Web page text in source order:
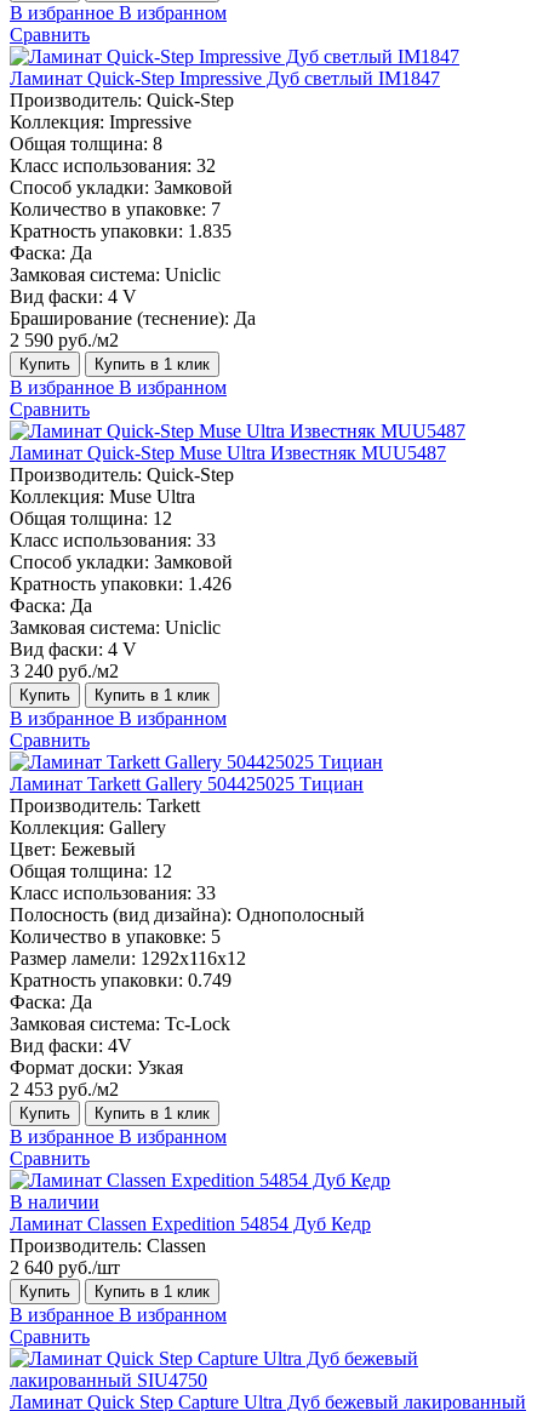
В избранное В избранном
Сравнить
Ламинат Quick-Step Impressive Дуб светлый IM1847
Производитель: Quick-Step
Коллекция: Impressive
Общая толщина: 8
Класс использования: 32
Способ укладки: Замковой
Количество в упаковке: 7
Кратность упаковки: 1.835
Фаска: Да
Замковая система: Uniclic
Вид фаски: 4 V
Браширование (теснение): Да
2 590 руб./м2
Купить Купить в 1 клик
В избранное В избранном
Сравнить
Ламинат Quick-Step Muse Ultra Известняк MUU5487
Производитель: Quick-Step
Коллекция: Muse Ultra
Общая толщина: 12
Класс использования: 33
Способ укладки: Замковой
Кратность упаковки: 1.426
Фаска: Да
Замковая система: Uniclic
Вид фаски: 4 V
3 240 руб./м2
Купить Купить в 1 клик
В избранное В избранном
Сравнить
Ламинат Tarkett Gallery 504425025 Тициан
Производитель: Tarkett
Коллекция: Gallery
Цвет: Бежевый
Общая толщина: 12
Класс использования: 33
Полосность (вид дизайна): Однополосный
Количество в упаковке: 5
Размер ламели: 1292х116х12
Кратность упаковки: 0.749
Фаска: Да
Замковая система: Tc-Lock
Вид фаски: 4V
Формат доски: Узкая
2 453 руб./м2
Купить Купить в 1 клик
В избранное В избранном
Сравнить
В наличии
Ламинат Classen Expedition 54854 Дуб Кедр
Производитель: Classen
2 640 руб./шт
Купить Купить в 1 клик
В избранное В избранном
Сравнить
Ламинат Quick Step Capture Ultra Дуб бежевый лакированный